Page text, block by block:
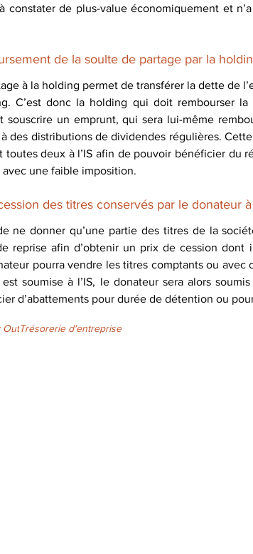
constater de plus-value économiquement et
de la soulte de partage par la
à la holding permet de transférer la dette de
C’est donc la holding qui doit rembourser la
souscrire un emprunt, qui sera lui-même
des distributions de dividendes régulières.
deux à l’IS afin de pouvoir bénéficier du
une faible imposition.
des titres conservés par le donateur
ne donner qu’une partie des titres de la
reprise afin d’obtenir un prix de cession dont
pourra vendre les titres comptants ou avec
soumise à l’IS, le donateur sera alors
d’abattements pour durée de détention ou
OutTrésorerie d'entreprise